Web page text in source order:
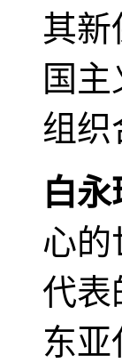
其新
国
组织
白永
心的
代表
东